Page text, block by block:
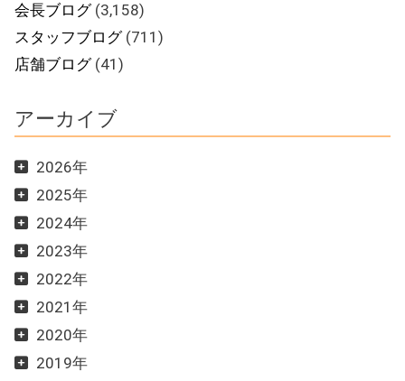
会長ブログ(3,158)
スタッフブログ(711)
店舗ブログ(41)
アーカイブ
2026年
2025年
2024年
2023年
2022年
2021年
2020年
2019年